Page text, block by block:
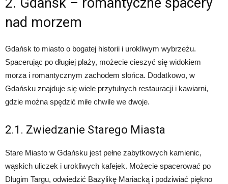
nad morzem
Gdańsk to miasto o bogatej historii i urokliwym wybrzeżu.
Spacerując po długiej plaży, możecie cieszyć się widokiem
morza i romantycznym zachodem słońca. Dodatkowo, w
Gdańsku znajduje się wiele przytulnych restauracji i kawiarni,
gdzie można spędzić miłe chwile we dwoje.
2.1. Zwiedzanie Starego Miasta
Stare Miasto w Gdańsku jest pełne zabytkowych kamienic,
wąskich uliczek i urokliwych kafejek. Możecie spacerować po
Długim Targu, odwiedzić Bazylikę Mariacką i podziwiać piękno